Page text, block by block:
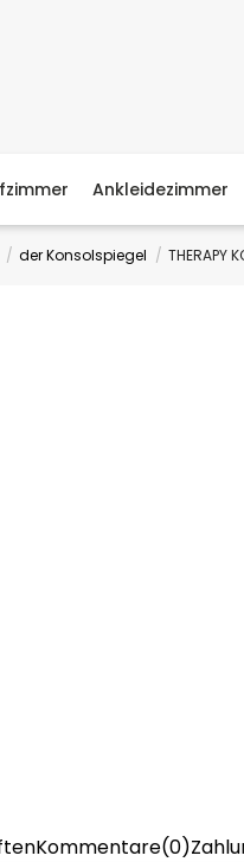
Ankleidezimmer
der Konsolspiegel THERAPY
Kommentare(0)